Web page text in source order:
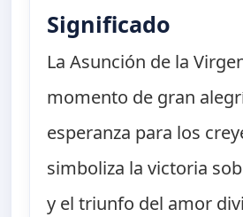
Significado
La Asunción de la
momento de gran
esperanza para los
simboliza la victoria
y el triunfo del amor